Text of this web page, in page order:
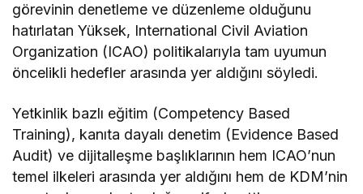
görevinin denetleme ve düzenleme olduğunu
hatırlatan Yüksek, International Civil Aviation
Organization (ICAO) politikalarıyla tam uyumun
öncelikli hedefler arasında yer aldığını söyledi.
Yetkinlik bazlı eğitim (Competency Based
Training), kanıta dayalı denetim (Evidence Based
Audit) ve dijitalleşme başlıklarının hem ICAO’nun
temel ilkeleri arasında yer aldığını hem de KDM’nin